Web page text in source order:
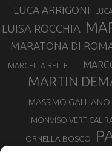
LUCA ARRIGONI
LUISA ROCCHIA
MARATONA DI
MARCELLA BELLETTI
MARTIN
MASSIMO GALLIANO
MONVISO VERTICAL
ORNELLA BOSCO